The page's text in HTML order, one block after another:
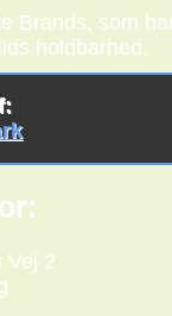
Brands, som
holdbarhed.
Vej 2